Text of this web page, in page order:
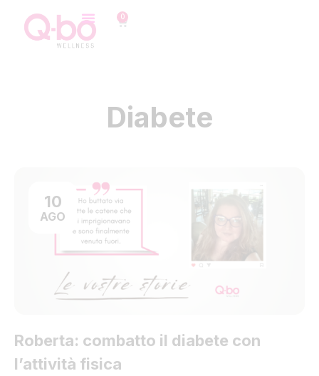
0
Diabete
10
AGO
Roberta: combatto il diabete con
l’attività fisica